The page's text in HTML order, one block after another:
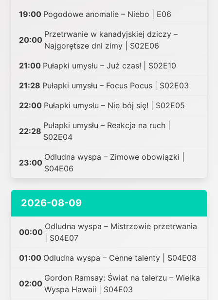
19:00 Pogodowe anomalie – Niebo | E06
20:00
Przetrwanie w kanadyjskiej dziczy –
Najgorętsze dni zimy | S02E06
21:00 Pułapki umysłu – Już czas! | S02E10
21:28 Pułapki umysłu – Focus Pocus | S02E03
22:00 Pułapki umysłu – Nie bój się! | S02E05
22:28
Pułapki umysłu – Reakcja na ruch |
S02E04
23:00
Odludna wyspa – Zimowe obowiązki |
S04E06
2026-08-09
00:00
Odludna wyspa – Mistrzowie przetrwania
| S04E07
01:00 Odludna wyspa – Cenne talenty | S04E08
02:00
Gordon Ramsay: Świat na talerzu – Wielka
Wyspa Hawaii | S04E03